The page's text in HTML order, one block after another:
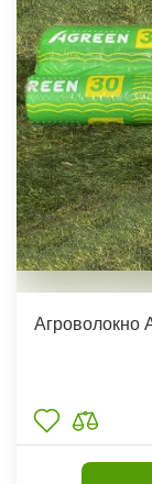
Агроволокно